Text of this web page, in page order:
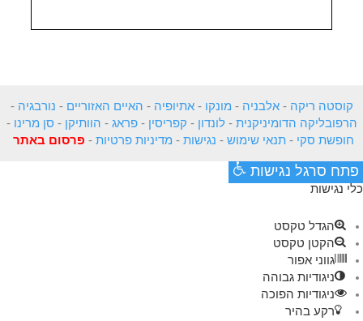
קוסטה ריקה -אלבניה - מונקו -אתיופיה - האיים האזוריים - נורבגיה -
הרפובליקה הדומיניקנית -לונדון - קפריסין -פראג - הוותיקן - סן מרינו -
חופשת סקי -תנאי שימוש - נגישות - מדיניות פרטיות - פרסום באתר
פתח סרגל נגישות
כלי נגישות
הגדל טקסט
הקטן טקסט
גווני אפור
ניגודיות גבוהה
ניגודיות הפוכה
רקע בהיר